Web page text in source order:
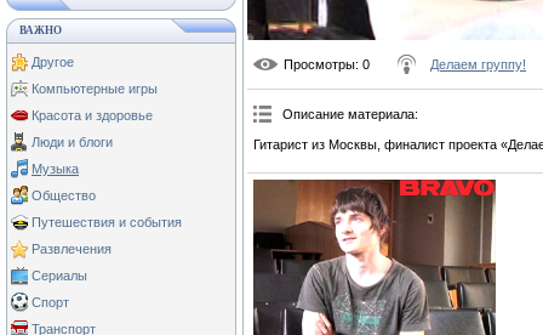
ВАЖНО
Другое
Компьютерные игры
Красота и здоровье
Люди и блоги
Музыка
Общество
Путешествия и события
Развлечения
Сериалы
Спорт
Транспорт
Просмотры: 0 Делаем группу!
Описание материала:
Гитарист из Москвы, финалист проекта